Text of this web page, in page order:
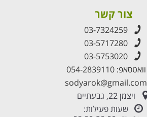
צור קשר
03-7324259
03-5717280
03-5753020
וואטסאפ: 054-2839110
sodyarok@gmail.com
ויצמן 22, גבעתיים
שעות פעילות: